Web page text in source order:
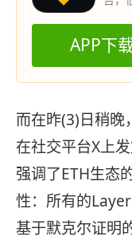
APP下
而在昨(3)日稍
在社交平台X上
强调了ETH生态
性：所有的
基于默克尔证明